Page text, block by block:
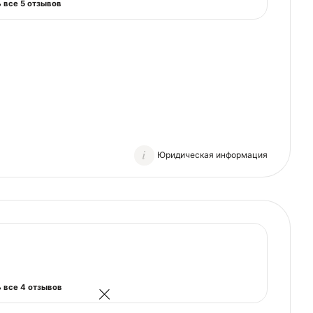
все 5 отзывов
Юридическая информация
все 4 отзывов